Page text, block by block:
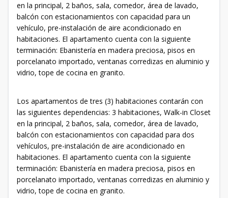
en la principal, 2 baños, sala, comedor, área de lavado,
balcón con estacionamientos con capacidad para un
vehículo, pre-instalación de aire acondicionado en
habitaciones. El apartamento cuenta con la siguiente
terminación: Ebanistería en madera preciosa, pisos en
porcelanato importado, ventanas corredizas en aluminio y
vidrio, tope de cocina en granito.
Los apartamentos de tres (3) habitaciones contarán con
las siguientes dependencias: 3 habitaciones, Walk-in Closet
en la principal, 2 baños, sala, comedor, área de lavado,
balcón con estacionamientos con capacidad para dos
vehículos, pre-instalación de aire acondicionado en
habitaciones. El apartamento cuenta con la siguiente
terminación: Ebanistería en madera preciosa, pisos en
porcelanato importado, ventanas corredizas en aluminio y
vidrio, tope de cocina en granito.